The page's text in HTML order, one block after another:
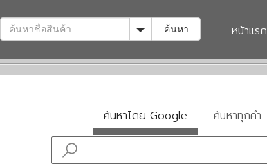
Toggle Dropdown
ค้นหา หน้าแรก
ค้นหาโดย Google ค้นหาทุกคำ